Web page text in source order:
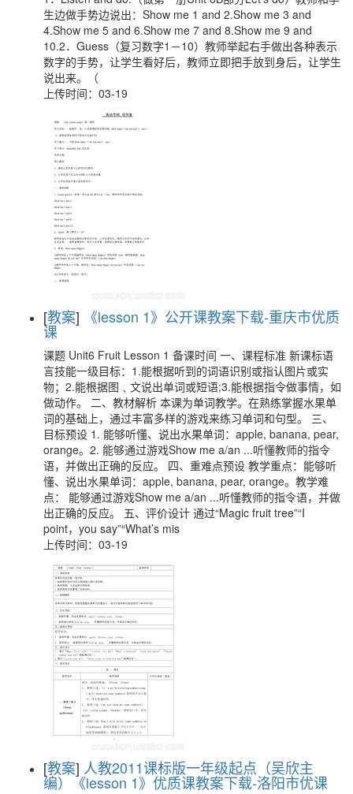
生边做手势边说出：Show me 1 and 2.Show me 3 and
4.Show me 5 and 6.Show me 7 and 8.Show me 9 and
10.2．Guess（复习数字1－10）教师举起右手做出各种表示
数字的手势，让学生看好后，教师立即把手放到身后，让学生
说出来。（
上传时间：03-19
[教案] 《lesson 1》公开课教案下载-重庆市优质
课
课题 Unit6 Fruit Lesson 1 备课时间 一、课程标准 新课标语
言技能一级目标：1.能根据听到的词语识别或指认图片或实
物；2.能根据图﹑文说出单词或短语;3.能根据指令做事情，如
做动作。 二、教材解析 本课为单词教学。在熟练掌握水果单
词的基础上，通过丰富多样的游戏来练习单词和句型。 三、
目标预设 1. 能够听懂、说出水果单词：apple, banana, pear,
orange。2. 能够通过游戏Show me a/an ...听懂教师的指令
语，并做出正确的反应。 四、重难点预设 教学重点：能够听
懂、说出水果单词：apple, banana, pear, orange。教学难
点： 能够通过游戏Show me a/an ...听懂教师的指令语，并做
出正确的反应。 五、评价设计 通过“Magic fruit tree”“I
point，you say”“What’s mis
上传时间：03-19
[教案] 人教2011课标版一年级起点（吴欣主
编）《lesson 1》优质课教案下载-洛阳市优课